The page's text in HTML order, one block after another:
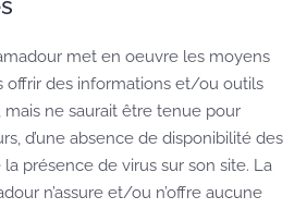
met en oeuvre les moyens
offrir des informations et/ou outils
ne saurait être tenue pour
d’une absence de disponibilité des
présence de virus sur son site. La
n’assure et/ou n’offre aucune